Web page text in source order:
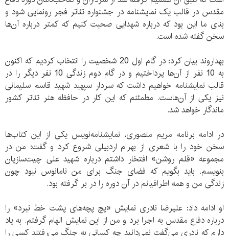
مقدس در قالب یک نمایشنامه در جشنواره تئاتر فجر رونمایی شود و
بنای ما این بود که درباره شهدایی صحبت کنیم که کمتر درباره آن‌ها
سخن گفته شده است.
بهداروند بیان کرد: در گام اول 20 شخصیت را انتخاب کردیم که اکنون
به 10 نفر از آن‌ها پرداختیم و در گام دوم زندگی 10 نفر دیگر را در
قالب نمایشنامه خواهیم داشت که سردار سپهبد شهید قاسم سلیمانی
نیز یکی از آن‌هاست. مطمئنم که این کار در حافظه هنر تئاتر کشور
ماندگار خواهد شد.
در ادامه برنامه مریم منصوری، نمایشنامه‌نویس یکی از این کتاب‌ها
سخن خود را با شعری از بهرام اردبیلی شروع کرد و گفت: من در
مجموعه «قلم روشن» افتخار داشتم درباره شهید علی چیت‌سازیان
بنویسم. باید بگویم که فضای جنگ برای من نامانوس نبود چون
زندگی من و همه اطرافیانم در آن دوره را در بر گرفته بود.
او ادامه داد: علیرضا نادری نمایش «پچ پچه‌های پشت خط نبرد» را
درباره دفاع مقدس به اجرا برد و من از این نمایش الهام گرفتم. به یاد
دارم که نادری می‌گفت نمی‌دانید چه کسانی به جنگ می‌رفتند کسی را